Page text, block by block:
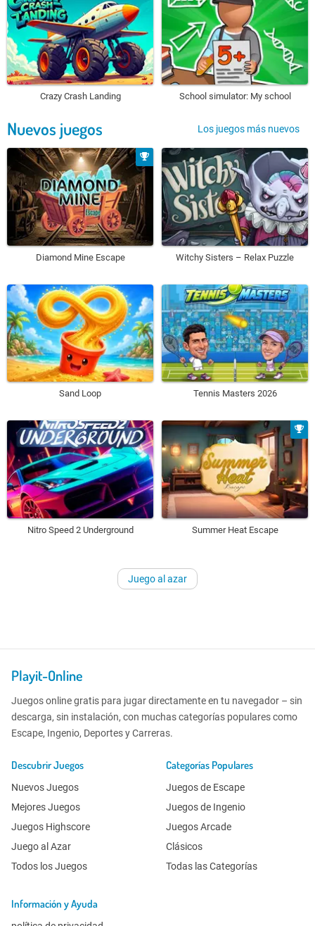
Crazy Crash Landing School simulator: My school
Nuevos juegos Los juegos más nuevos
Diamond Mine Escape Witchy Sisters – Relax Puzzle
Sand Loop Tennis Masters 2026
Nitro Speed 2 Underground Summer Heat Escape
Juego al azar
Playit-Online
Juegos online gratis para jugar directamente en tu navegador – sin
descarga, sin instalación, con muchas categorías populares como
Escape, Ingenio, Deportes y Carreras.
Descubrir Juegos
Nuevos Juegos
Mejores Juegos
Juegos Highscore
Juego al Azar
Todos los Juegos
Categorías Populares
Juegos de Escape
Juegos de Ingenio
Juegos Arcade
Clásicos
Todas las Categorías
Información y Ayuda